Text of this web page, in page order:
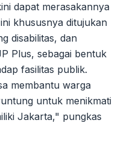
dapat merasakannya
khususnya ditujukan
disabilitas, dan
Plus, sebagai bentuk
fasilitas publik.
membantu warga
untuk menikmati
Jakarta," pungkas